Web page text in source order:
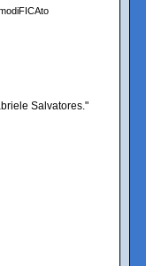
Salvatores."